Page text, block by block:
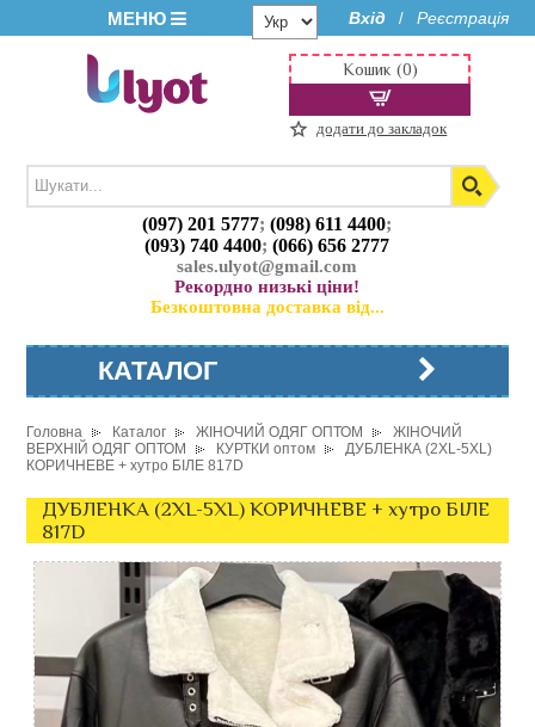
МЕНЮ Вхід / Реєстрація
(097) 201 5777;(098) 611 4400;
(093) 740 4400;(066) 656 2777
sales.ulyot@gmail.com
Рекордно низькі ціни!
Безкоштовна доставка від...
Кошик (0)
додати до закладок
КАТАЛОГ
Головна Каталог ЖІНОЧИЙ ОДЯГ ОПТОМ
ЖІНОЧИЙ
ВЕРХНІЙ ОДЯГ ОПТОМ
КУРТКИ оптом
ДУБЛЕНКА (2XL-5XL)
КОРИЧНЕВЕ + хутро БІЛЕ 817D
ДУБЛЕНКА (2XL-5XL) КОРИЧНЕВЕ + хутро БІЛЕ
817D